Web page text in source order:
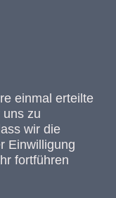
einmal erteilte
uns zu
wir die
Einwilligung
fortführen